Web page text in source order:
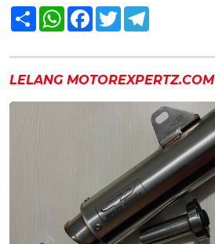
Share WhatsAppFacebook
Twitter
LELANG MOTOREXPERTZ.COM